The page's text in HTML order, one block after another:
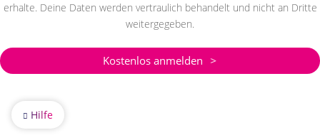
erhalte. Deine Daten werden vertraulich behandelt und nicht an Dritte
weitergegeben.
Kostenlos anmelden
 Hilfe